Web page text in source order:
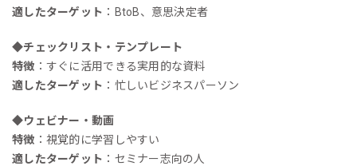
適したターゲット ：BtoB、意思決定者
◆チェックリスト・テンプレート
特徴 ：すぐに活用できる実用的な資料
適したターゲット ：忙しいビジネスパーソン
◆ウェビナー・動画
特徴 ：視覚的に学習しやすい
適したターゲット ：セミナー志向の人